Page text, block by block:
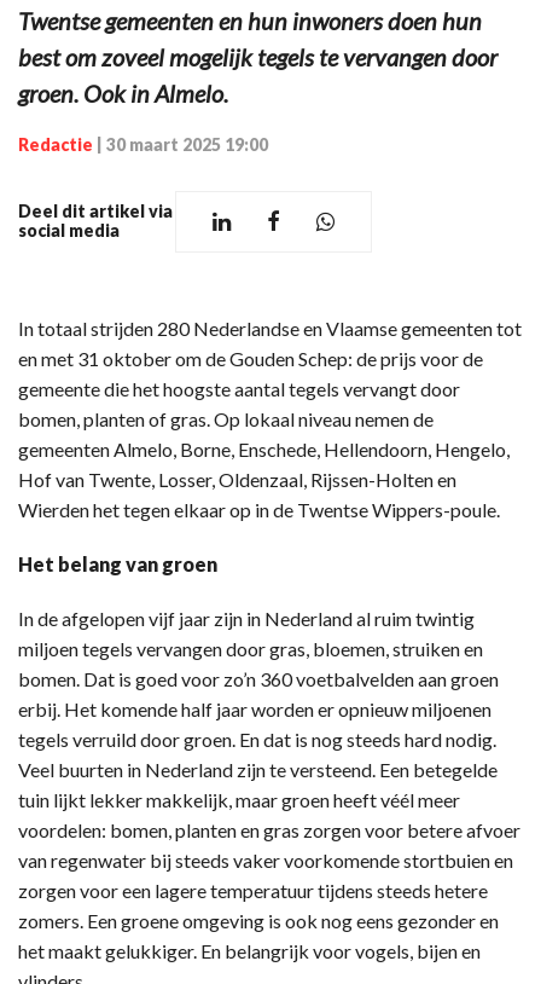
Twentse gemeenten en hun inwoners doen hun
best om zoveel mogelijk tegels te vervangen door
groen. Ook in Almelo.
Redactie 30 maart 2025 19:00
Deel dit artikel via
social media
In totaal strijden 280 Nederlandse en Vlaamse gemeenten tot
en met 31 oktober om de Gouden Schep: de prijs voor de
gemeente die het hoogste aantal tegels vervangt door
bomen, planten of gras. Op lokaal niveau nemen de
gemeenten Almelo, Borne, Enschede, Hellendoorn, Hengelo,
Hof van Twente, Losser, Oldenzaal, Rijssen-Holten en
Wierden het tegen elkaar op in de Twentse Wippers-poule.
Het belang van groen
In de afgelopen vijf jaar zijn in Nederland al ruim twintig
miljoen tegels vervangen door gras, bloemen, struiken en
bomen. Dat is goed voor zo’n 360 voetbalvelden aan groen
erbij. Het komende half jaar worden er opnieuw miljoenen
tegels verruild door groen. En dat is nog steeds hard nodig.
Veel buurten in Nederland zijn te versteend. Een betegelde
tuin lijkt lekker makkelijk, maar groen heeft véél meer
voordelen: bomen, planten en gras zorgen voor betere afvoer
van regenwater bij steeds vaker voorkomende stortbuien en
zorgen voor een lagere temperatuur tijdens steeds hetere
zomers. Een groene omgeving is ook nog eens gezonder en
het maakt gelukkiger. En belangrijk voor vogels, bijen en